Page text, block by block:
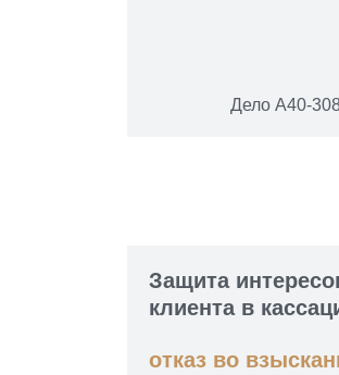
Дело А40-
Защита
клиента в
отказ во